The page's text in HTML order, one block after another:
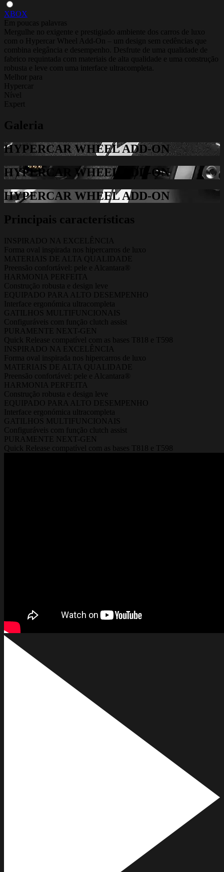
XBOX
Em poucas palavras
Mergulhe no exigente e prestigiado ambiente dos carros de luxo
com o Hypercar Wheel Add-On – um design sem cedências que
combina elegância e desempenho. Desfrute de uma qualidade de
fabrico requintada com materiais de alta qualidade e uma construção
robusta e leve com uma interface ultracompleta.
Melhor para
Hypercar
Nível
Expert
Galeria
HYPERCAR WHEEL ADD-ON
HYPERCAR WHEEL ADD-ON
HYPERCAR WHEEL ADD-ON
Principais características
INSPIRADO NA EXCELÊNCIA
Forma oval inspirada nos hipercarros de luxo
MATERIAIS DE ALTA QUALIDADE
Preensão confortável: pele e Alcantara®
HARMONIA PERFEITA
Construção robusta e design leve
EQUIPADO PARA ALTO DESEMPENHO
Interface ergonómica ultracompleta
GATILHOS MULTIFUNCIONAIS
Configuráveis com função clutch assist
PURAMENTE NEXT-GEN
Quick Release compatível com as bases T818 e T598
INSPIRADO NA EXCELÊNCIA
Forma oval inspirada nos hipercarros de luxo
MATERIAIS DE ALTA QUALIDADE
Preensão confortável: pele e Alcantara®
HARMONIA PERFEITA
Construção robusta e design leve
EQUIPADO PARA ALTO DESEMPENHO
Interface ergonómica ultracompleta
GATILHOS MULTIFUNCIONAIS
Configuráveis com função clutch assist
PURAMENTE NEXT-GEN
Quick Release compatível com as bases T818 e T598